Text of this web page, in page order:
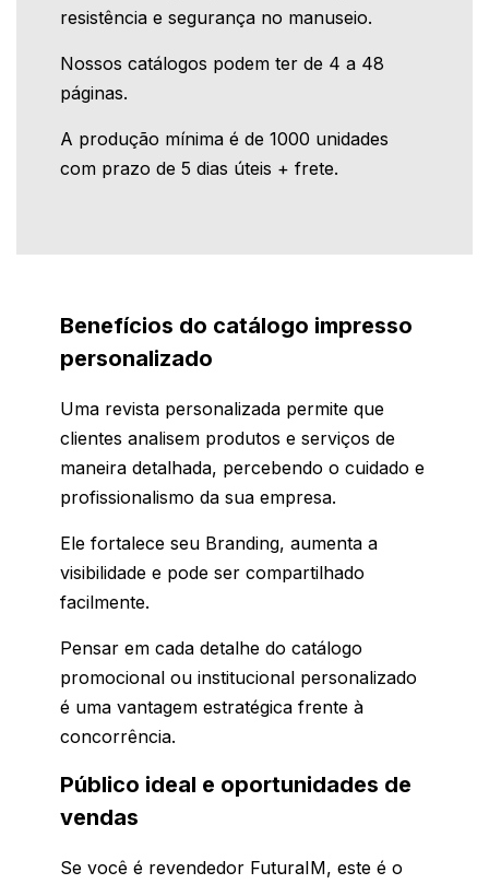
resistência e segurança no manuseio.
Nossos catálogos podem ter de 4 a 48
páginas.
A produção mínima é de 1000 unidades
com prazo de 5 dias úteis + frete.
Benefícios do catálogo impresso
personalizado
Uma revista personalizada permite que
clientes analisem produtos e serviços de
maneira detalhada, percebendo o cuidado e
profissionalismo da sua empresa.
Ele fortalece seu Branding, aumenta a
visibilidade e pode ser compartilhado
facilmente.
Pensar em cada detalhe do catálogo
promocional ou institucional personalizado
é uma vantagem estratégica frente à
concorrência.
Público ideal e oportunidades de
vendas
Se você é revendedor FuturaIM, este é o